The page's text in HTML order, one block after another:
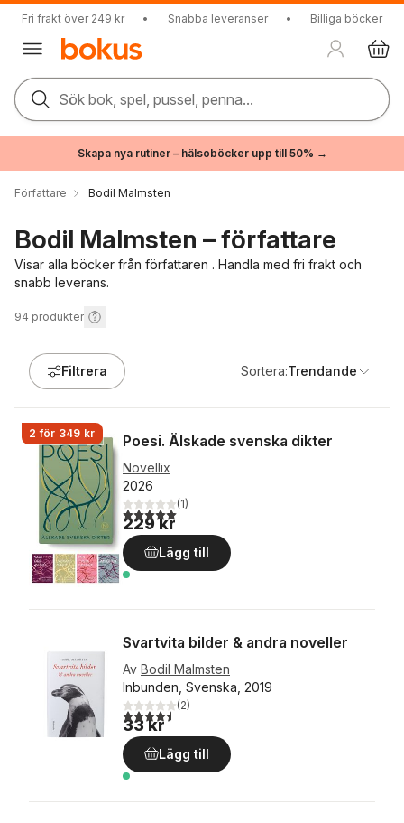
Fri frakt över 249 kr • Snabba leveranser • Billiga böcker
Sök bok, spel, pussel, penna...
Skapa nya rutiner – hälsoböcker upp till 50% →
Författare Bodil Malmsten
Bodil Malmsten – författare
Visar alla böcker från författaren . Handla med fri frakt och
snabb leverans.
94 produkter
Filtrera Sortera:Trendande
2 för 349 kr Poesi. Älskade svenska dikter
Novellix
2026
5,0utav 5 stjärnor. Totalt antal röster:
(1)
229 kr
Lägg till
Svartvita bilder & andra noveller
Av Bodil Malmsten
Inbunden, Svenska, 2019
4,5utav 5 stjärnor. Totalt antal röster:
(2)
33 kr
Lägg till